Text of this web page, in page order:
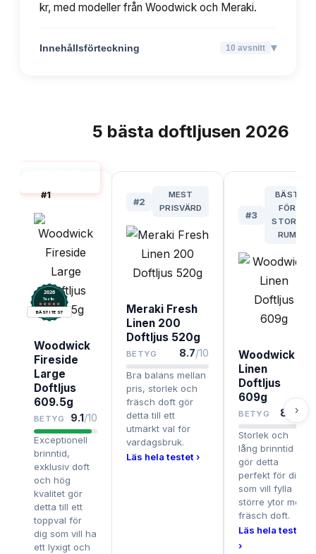
kr, med modeller från Woodwick och Meraki.
Innehållsförteckning 10 avsnitt ▾
5 bästa doftljusen 2026
#1
2026
Testix.
BÄST I TEST
Woodwick
Fireside
Large
Doftljus
609.5g
BETYG 9.1/10
Exceptionell
brinntid,
exklusiv doft
och hög
kvalitet gör
detta till ett
toppval för
dig som vill ha
ett lyxigt och
#2
MEST
PRISVÄRD
Meraki Fresh
Linen 200
Doftljus 520g
BETYG 8.7/10
Bra balans mellan
pris, storlek och
fräsch doft gör
detta till ett
utmärkt val för
vardagsbruk.
Läs hela testet ›
#3
BÄST
FÖR
STORA
RUM
Woodwick
Linen
Doftljus
609g
BETYG 8.5/10
Storlek och
lång brinntid
gör detta
perfekt för dig
som vill fylla
större ytor med
fräsch doft.
Läs hela testet
›
›